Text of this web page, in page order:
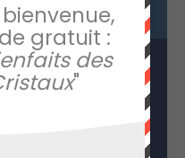
gratuit :
des
"